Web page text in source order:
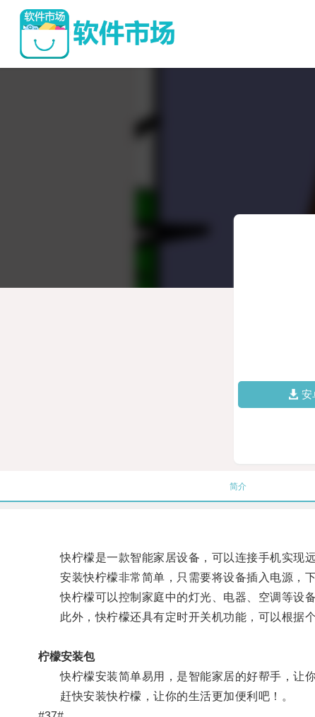
安
简介
快柠檬是一款智能家居设备，可以连接手机实现远
安装快柠檬非常简单，只需要将设备插入电源，下
快柠檬可以控制家庭中的灯光、电器、空调等设备
此外，快柠檬还具有定时开关机功能，可以根据个
柠檬安装包
快柠檬安装简单易用，是智能家居的好帮手，让你
赶快安装快柠檬，让你的生活更加便利吧！。